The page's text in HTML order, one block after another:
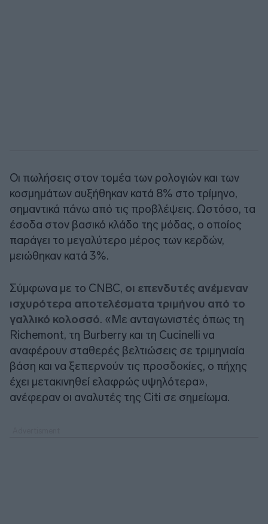
Οι πωλήσεις στον τομέα των ρολογιών και των
κοσμημάτων αυξήθηκαν κατά 8% στο τρίμηνο,
σημαντικά πάνω από τις προβλέψεις. Ωστόσο, τα
έσοδα στον βασικό κλάδο της μόδας, ο οποίος
παράγει το μεγαλύτερο μέρος των κερδών,
μειώθηκαν κατά 3%.
Σύμφωνα με το CNBC, οι επενδυτές ανέμεναν
ισχυρότερα αποτελέσματα τριμήνου από το
γαλλικό κολοσσό. «Με ανταγωνιστές όπως τη
Richemont, τη Burberry και τη Cucinelli να
αναφέρουν σταθερές βελτιώσεις σε τριμηνιαία
βάση και να ξεπερνούν τις προσδοκίες, ο πήχης
έχει μετακινηθεί ελαφρώς υψηλότερα»,
ανέφεραν οι αναλυτές της Citi σε σημείωμα.